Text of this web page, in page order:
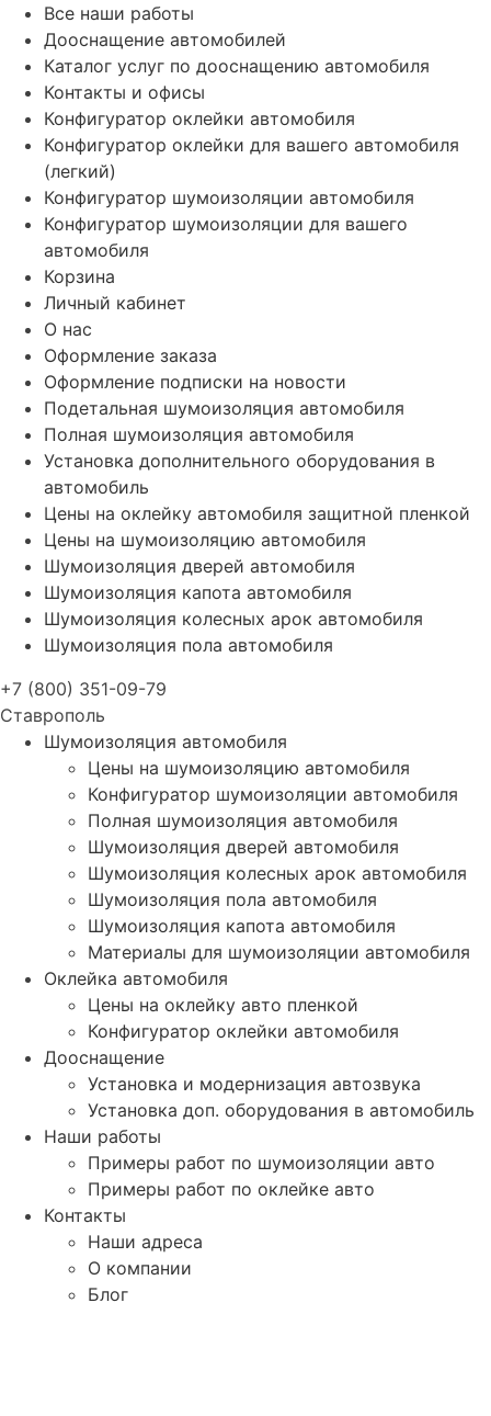
Все наши работы
Дооснащение автомобилей
Каталог услуг по дооснащению автомобиля
Контакты и офисы
Конфигуратор оклейки автомобиля
Конфигуратор оклейки для вашего автомобиля
(легкий)
Конфигуратор шумоизоляции автомобиля
Конфигуратор шумоизоляции для вашего
автомобиля
Корзина
Личный кабинет
О нас
Оформление заказа
Оформление подписки на новости
Подетальная шумоизоляция автомобиля
Полная шумоизоляция автомобиля
Установка дополнительного оборудования в
автомобиль
Цены на оклейку автомобиля защитной пленкой
Цены на шумоизоляцию автомобиля
Шумоизоляция дверей автомобиля
Шумоизоляция капота автомобиля
Шумоизоляция колесных арок автомобиля
Шумоизоляция пола автомобиля
+7 (800) 351-09-79
Ставрополь
Шумоизоляция автомобиля
Цены на шумоизоляцию автомобиля
Конфигуратор шумоизоляции автомобиля
Полная шумоизоляция автомобиля
Шумоизоляция дверей автомобиля
Шумоизоляция колесных арок автомобиля
Шумоизоляция пола автомобиля
Шумоизоляция капота автомобиля
Материалы для шумоизоляции автомобиля
Оклейка автомобиля
Цены на оклейку авто пленкой
Конфигуратор оклейки автомобиля
Дооснащение
Установка и модернизация автозвука
Установка доп. оборудования в автомобиль
Наши работы
Примеры работ по шумоизоляции авто
Примеры работ по оклейке авто
Контакты
Наши адреса
О компании
Блог